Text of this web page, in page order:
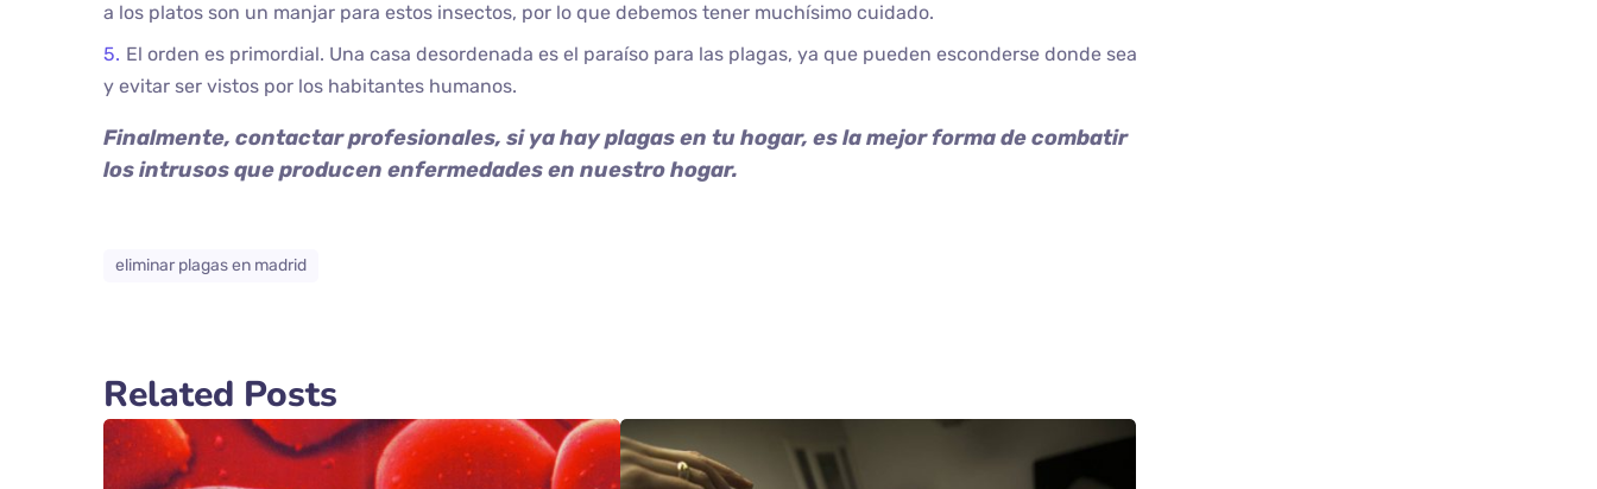
a los platos son un manjar para estos insectos, por lo que debemos tener muchísimo cuidado.
El orden es primordial. Una casa desordenada es el paraíso para las plagas, ya que pueden esconderse donde sea
y evitar ser vistos por los habitantes humanos.
Finalmente, contactar profesionales, si ya hay plagas en tu hogar, es la mejor forma de combatir
los intrusos que producen enfermedades en nuestro hogar.
eliminar plagas en madrid
Related Posts